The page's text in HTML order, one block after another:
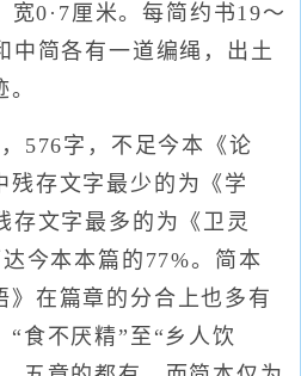
宽0·7厘米。每简约书19～
中简各有一道编绳，出土
字，不足今本《论
残存文字最少的为《学
存文字最多的为《卫灵
今本本篇的77%。简本
》在篇章的分合上也多有
食不厌精”至“乡人饮